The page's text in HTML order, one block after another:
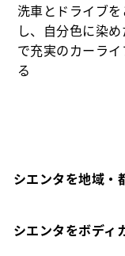
洗車とドライブ
し、自分色に染
で充実のカーラ
る
シエンタを地域・
シエンタをボディ